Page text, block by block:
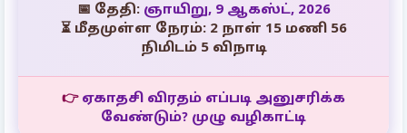
📅 தேதி: ஞாயிறு, 9 ஆகஸ்ட், 2026
⏳ மீதமுள்ள நேரம்: 2 நாள் 15 மணி 56
நிமிடம் 4 விநாடி
👉 ஏகாதசி விரதம் எப்படி அனுசரிக்க
வேண்டும்? முழு வழிகாட்டி